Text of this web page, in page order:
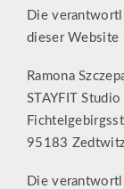
Die
dieser Website
Ramona
STAYFIT Studio
95183
Die